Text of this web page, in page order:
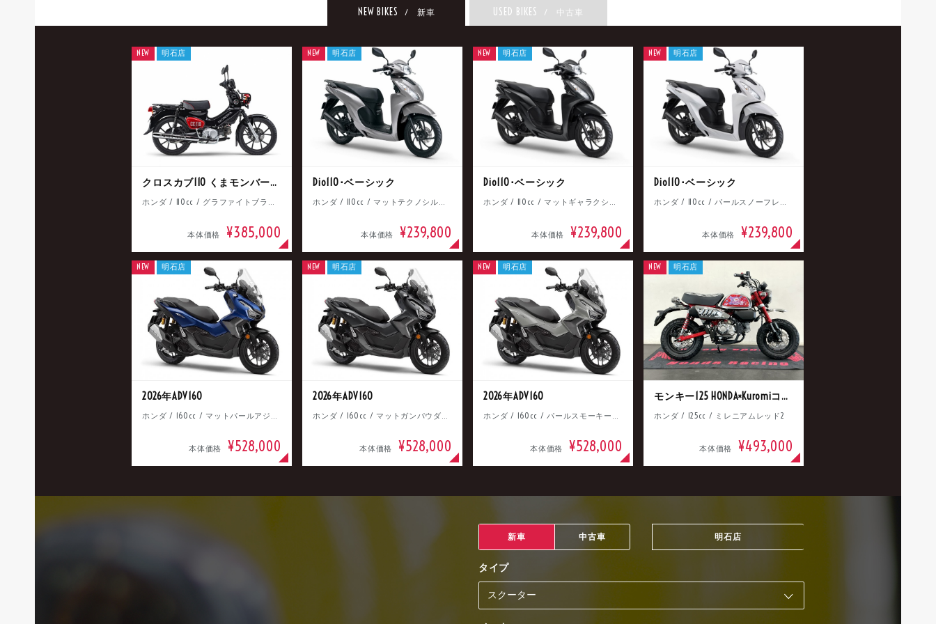
NEW BIKES / 新車 USED BIKES / 中古車
クロスカブ110 くまモンバージョン
ホンダ / 110cc / グラファイトブラック
本体価格 ¥385,000
NEW 明石店
Dio110･ベーシック
ホンダ / 110cc / マットテクノシルバーメタリック
本体価格 ¥239,800
NEW 明石店
Dio110･ベーシック
ホンダ / 110cc / マットギャラクシーブラックメタリック
本体価格 ¥239,800
NEW 明石店
Dio110･ベーシック
ホンダ / 110cc / パールスノーフレークホワイト
本体価格 ¥239,800
NEW 明石店
2026年ADV160
ホンダ / 160cc / マットパールアジャイルブルー
本体価格 ¥528,000
NEW 明石店
2026年ADV160
ホンダ / 160cc / マットガンパウダーブラックメタリック
本体価格 ¥528,000
NEW 明石店
2026年ADV160
ホンダ / 160cc / パールスモーキーグレー
本体価格 ¥528,000
NEW 明石店
モンキー125 HONDA×Kuromiコラボ
ホンダ / 125cc / ミレニアムレッド2
本体価格 ¥493,000
NEW 明石店
新車 中古車 明石店
タイプ